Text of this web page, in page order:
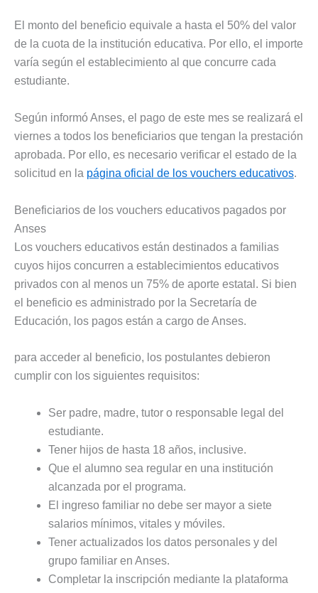
El monto del beneficio equivale a hasta el 50% del valor
de la cuota de la institución educativa. Por ello, el importe
varía según el establecimiento al que concurre cada
estudiante.
Según informó Anses, el pago de este mes se realizará el
viernes a todos los beneficiarios que tengan la prestación
aprobada. Por ello, es necesario verificar el estado de la
solicitud en la página oficial de los vouchers educativos.
Beneficiarios de los vouchers educativos pagados por
Anses
Los vouchers educativos están destinados a familias
cuyos hijos concurren a establecimientos educativos
privados con al menos un 75% de aporte estatal. Si bien
el beneficio es administrado por la Secretaría de
Educación, los pagos están a cargo de Anses.
para acceder al beneficio, los postulantes debieron
cumplir con los siguientes requisitos:
Ser padre, madre, tutor o responsable legal del
estudiante.
Tener hijos de hasta 18 años, inclusive.
Que el alumno sea regular en una institución
alcanzada por el programa.
El ingreso familiar no debe ser mayor a siete
salarios mínimos, vitales y móviles.
Tener actualizados los datos personales y del
grupo familiar en Anses.
Completar la inscripción mediante la plataforma